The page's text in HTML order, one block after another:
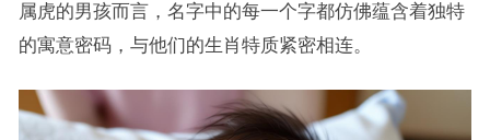
属虎的男孩而言，名字中的每一个字都仿佛蕴含着独特
的寓意密码，与他们的生肖特质紧密相连。